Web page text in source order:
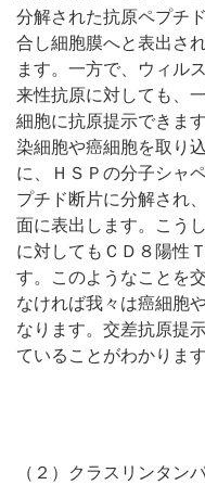
分解された抗原ペプチ
合し細胞膜へと表出さ
ます。一方で、ウィル
来性抗原に対しても、
細胞に抗原提示できま
染細胞や癌細胞を取り
に、ＨＳＰの分子シャ
プチド断片に分解され
面に表出します。こう
に対してもＣＤ８陽性
す。このようなことを
なければ我々は癌細胞
なります。交差抗原提
ていることがわかります
（２）クラスリンタン